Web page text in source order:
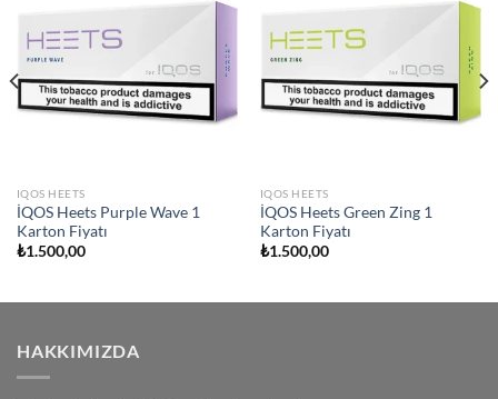
Add to
IQOS HEETS
İQOS Heets Purple Wave 1
Karton Fiyatı
₺1.500,00
Add to
IQOS HEETS
İQOS Heets Green Zing 1
Karton Fiyatı
₺1.500,00
HAKKIMIZDA